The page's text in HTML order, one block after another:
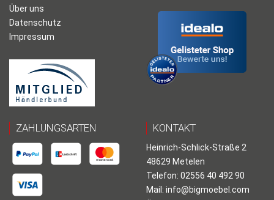
Über uns
Datenschutz
Impressum
ZAHLUNGSARTEN KONTAKT
Heinrich-Schlick-Straße 2
48629 Metelen
Telefon: 02556 40 492 90
Mail: info@bigmoebel.com